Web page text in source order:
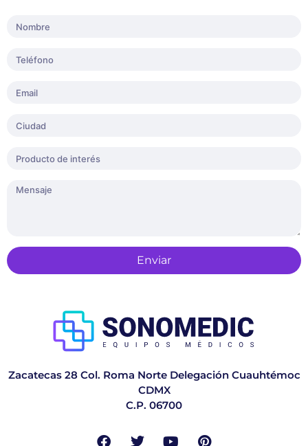
Enviar
Zacatecas 28 Col. Roma Norte Delegación Cuauhtémoc
CDMX
C.P. 06700